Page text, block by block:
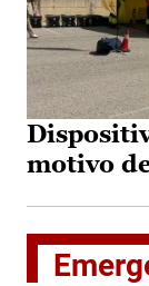
motivo